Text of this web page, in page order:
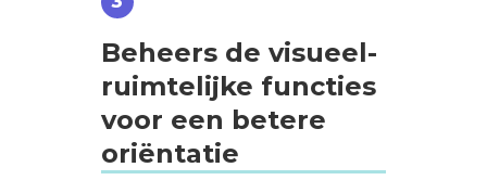
Beheers de visueel-
ruimtelijke functies
voor een betere
oriëntatie